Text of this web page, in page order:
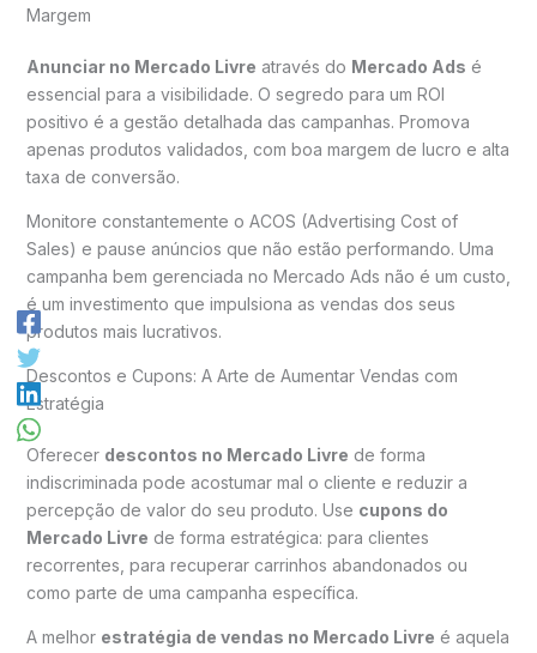
Margem
Anunciar no Mercado Livre através do Mercado Ads é
essencial para a visibilidade. O segredo para um ROI
positivo é a gestão detalhada das campanhas. Promova
apenas produtos validados, com boa margem de lucro e alta
taxa de conversão.
Monitore constantemente o ACOS (Advertising Cost of
Sales) e pause anúncios que não estão performando. Uma
campanha bem gerenciada no Mercado Ads não é um custo,
é um investimento que impulsiona as vendas dos seus
produtos mais lucrativos.
Descontos e Cupons: A Arte de Aumentar Vendas com
Estratégia
Oferecer descontos no Mercado Livre de forma
indiscriminada pode acostumar mal o cliente e reduzir a
percepção de valor do seu produto. Use cupons do
Mercado Livre de forma estratégica: para clientes
recorrentes, para recuperar carrinhos abandonados ou
como parte de uma campanha específica.
A melhor estratégia de vendas no Mercado Livre é aquela